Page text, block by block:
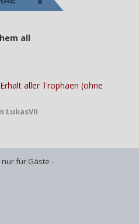
all
aller Trophäen (ohne
LukasVII
für Gäste -